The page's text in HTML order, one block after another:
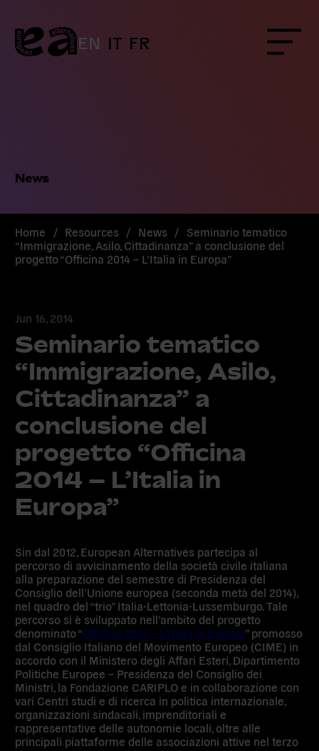
Skip
to
content
EN IT FR Menu
News
Home / Resources / News / Seminario tematico
“Immigrazione, Asilo, Cittadinanza” a conclusione del
progetto “Officina 2014 – L’Italia in Europa”
Jun 16, 2014
Seminario tematico
“Immigrazione, Asilo,
Cittadinanza” a
conclusione del
progetto “Officina
2014 – L’Italia in
Europa”
Sin dal 2012, European Alternatives partecipa al
percorso di avvicinamento della società civile italiana
alla preparazione del semestre di Presidenza del
Consiglio dell’Unione europea (seconda metà del 2014),
nel quadro del “trio” Italia-Lettonia-Lussemburgo. Tale
percorso si è sviluppato nell’ambito del progetto
denominato “Officina 2014 – L’Italia in Europa” promosso
dal Consiglio Italiano del Movimento Europeo (CIME) in
accordo con il Ministero degli Affari Esteri, Dipartimento
Politiche Europee – Presidenza del Consiglio dei
Ministri, la Fondazione CARIPLO e in collaborazione con
vari Centri studi e di ricerca in politica internazionale,
organizzazioni sindacali, imprenditoriali e
rappresentative delle autonomie locali, oltre alle
principali piattaforme delle associazioni attive nel terzo